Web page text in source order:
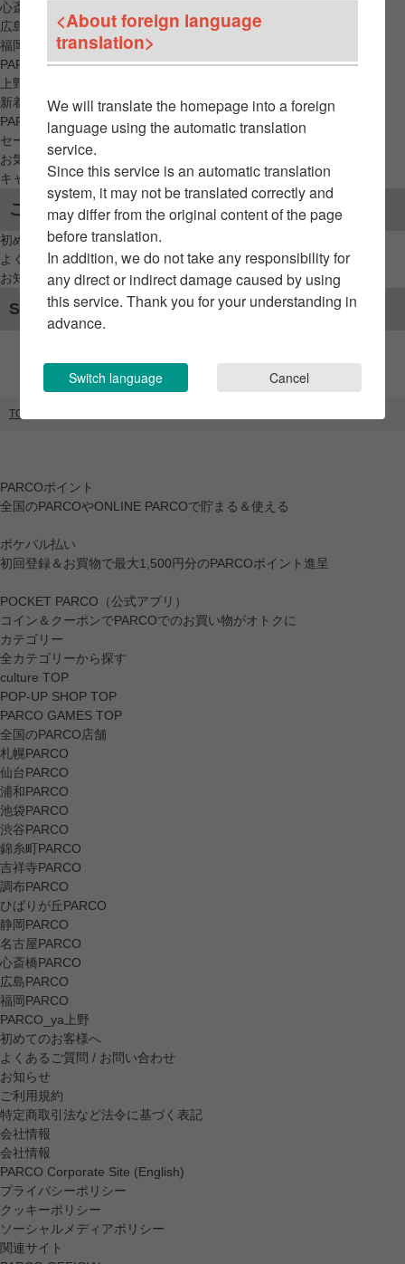
心斎橋PARCO
広島PARCO
福岡PARCO
PARCO_ya
上野
新着アイテムから探す
PARCO限定アイテムから探す
セールアイテムから探す
お気に入りから探す
キャンペーン/クーポン対象から探す
ご利用案内
初めてのお客様へ
よくあるご質問 / お問い合わせ
お知らせ
SNSアカウント
TOP
PARCOポイント
全国のPARCOやONLINE PARCOで貯まる＆使える
ポケパル払い
初回登録＆お買物で最大1,500円分のPARCOポイント進呈
POCKET PARCO（公式アプリ）
コイン＆クーポンでPARCOでのお買い物がオトクに
カテゴリー
全カテゴリーから探す
culture TOP
POP-UP SHOP TOP
PARCO GAMES TOP
全国のPARCO店舗
札幌PARCO
仙台PARCO
浦和PARCO
池袋PARCO
渋谷PARCO
錦糸町PARCO
吉祥寺PARCO
調布PARCO
ひばりが丘PARCO
静岡PARCO
名古屋PARCO
心斎橋PARCO
広島PARCO
福岡PARCO
PARCO_ya上野
初めてのお客様へ
よくあるご質問 / お問い合わせ
お知らせ
ご利用規約
特定商取引法など法令に基づく表記
会社情報
会社情報
PARCO Corporate Site (English)
プライバシーポリシー
クッキーポリシー
ソーシャルメディアポリシー
関連サイト
<About foreign language
translation>
We will translate the homepage into a foreign
language using the automatic translation
service.
Since this service is an automatic translation
system, it may not be translated correctly and
may differ from the original content of the page
before translation.
In addition, we do not take any responsibility for
any direct or indirect damage caused by using
this service. Thank you for your understanding in
advance.
Switch language Cancel